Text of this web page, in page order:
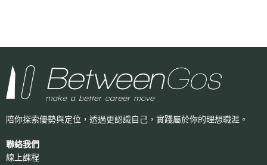
陪你探索優勢與定位，透過更認識自己， 實踐屬於你的理想職涯。
聯絡我們
線上課程